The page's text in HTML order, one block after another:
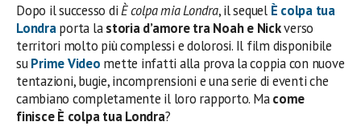
Dopo il successo diÈ colpa mia Londra, il sequel È colpa tua
Londraporta lastoria d’amore tra Noah e Nickverso
territori molto più complessi e dolorosi. Il film disponibile
suPrime Video mette infatti alla prova la coppia con nuove
tentazioni, bugie, incomprensioni e una serie di eventi che
cambiano completamente il loro rapporto. Macome
finisce È colpa tua Londra?